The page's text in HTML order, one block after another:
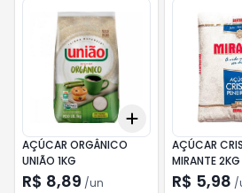
+10
Add
AÇÚCAR ORGÂNICO
UNIÃO 1KG
R$ 8,89 /un
AÇÚCAR
MIRANTE 2KG
R$ 5,98 /